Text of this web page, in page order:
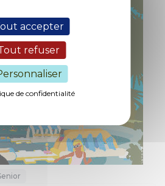
accepter
refuser
de confidentialité